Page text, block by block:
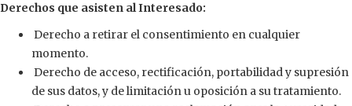
Derechos que asisten al Interesado:
Derecho a retirar el consentimiento en cualquier
momento.
Derecho de acceso, rectificación, portabilidad y supresión
de sus datos, y de limitación u oposición a su tratamiento.